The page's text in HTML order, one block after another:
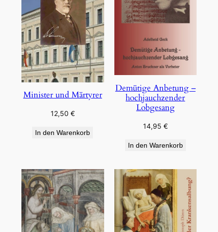
Minister und Märtyrer
12,50 €
In den Warenkorb
Demütige Anbetung –
hochjauchzender
Lobgesang
14,95 €
In den Warenkorb